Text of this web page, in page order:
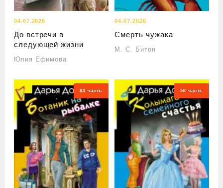
04.07.2026
До встречи в
следующей жизни
Юлия Ефимова
04.07.2026
Смерть чужака
М. С. Битон
63 часть 56 часть